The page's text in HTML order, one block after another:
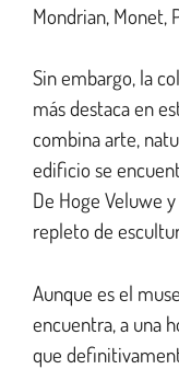
Mondrian, Monet,
Sin embargo, la
más destaca en
combina arte,
edificio se
De Hoge Veluwe
repleto de
Aunque es el
encuentra, a una
que